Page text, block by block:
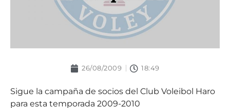
26/08/2009 18:49
Sigue la campaña de socios del Club Voleibol Haro
para esta temporada 2009-2010